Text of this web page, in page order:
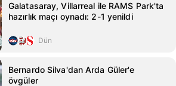
Galatasaray, Villarreal ile RAMS Park'ta
hazırlık maçı oynadı: 2-1 yenildi
Dün
Bernardo Silva'dan Arda Güler'e
övgüler